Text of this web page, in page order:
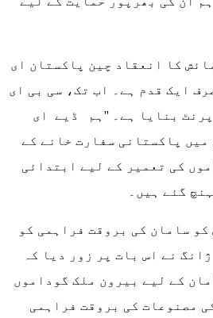
کا انعقاد چین پاکستان ای
ایک قدم ہے۔ اب تک، سی بی ای
بنایا ہے۔ ''ہم ڈیے ای
میں پاکستانی سفارت خانے کے
کی تعمیر کے لیے ابتدائی
نے اس بات پر زور دیا کہ
کے لیے بیرون ملک گوداموں
مصنوعات کی بروقت فراہمی